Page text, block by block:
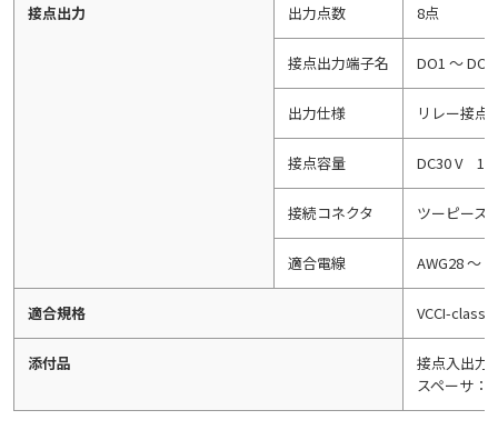
接点出力 出力点数 8点
接点出力端子名 DO1 ～ DO8
出力仕様 リレー接点
接点容量 DC30 V 1
接続コネクタ ツーピース
適合電線 AWG28 ～
適合規格 VCCI-classA
添付品
接点入出力
スペーサ：